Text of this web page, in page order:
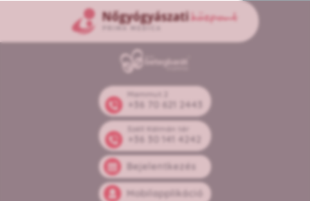
Mammut 2
+36 70 621 2443
Széll Kálmán tér
+36 30 141 4242
Bejelentkezés
Mobilapplikáció